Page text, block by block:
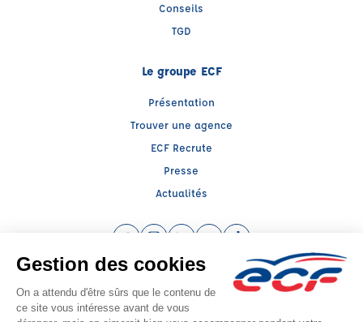
Conseils
TGD
Le groupe ECF
Présentation
Trouver une agence
ECF Recrute
Presse
Actualités
Instagram (nouvelle fenêtre)
LinkedIn (nouvelle fenêtre)
YouTube (nouvelle fenêtre)
TikTok (nouvelle
Raison sociale : AUTO ECOLE LES PLAGNES - Capital social: 7622€
SIREN: 397591207 - Numéro de TVA intracommunautaire: FR 38 397591207
Agrément n°E1707400030